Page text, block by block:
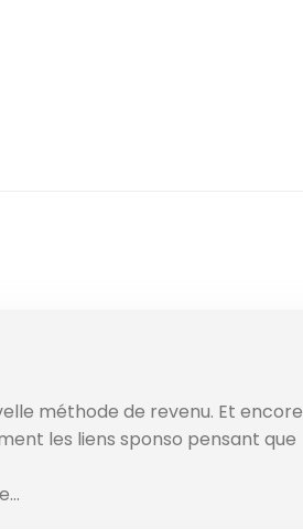
méthode de revenu. Et encore
les liens sponso pensant que